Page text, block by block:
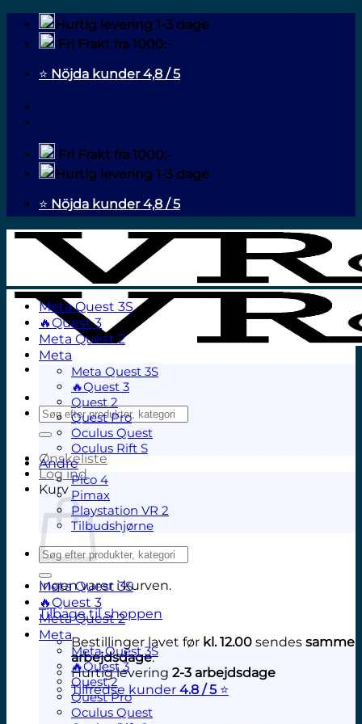
Fortsæt
indhold
Hurtig levering 1-3 dage
Fri Frakt fra 1000:-
⭐ Nöjda kunder 4,8 / 5
Fri Frakt fra 1000:-
Hurtig levering 1-3 dage
⭐ Nöjda kunder 4,8 / 5
Søg
efter:
Ønskeliste
Log ind
Kurv
Ingen varer i kurven.
Tilbage til shoppen
Bestillinger lavet før kl. 12.00 sendes samme
arbejdsdage.
Hurtig levering 2-3 arbejdsdage
Tilfredse kunder 4.8 / 5 ⭐
Meta Quest 3S
🔥Quest 3
Meta Quest 2
Meta
Meta Quest 3S
🔥Quest 3
Quest 2
Quest Pro
Oculus Quest
Oculus Rift S
Andre
Pico 4
Pimax
Playstation VR 2
Tilbudshjørne
Søg
efter:
Meta Quest 3S
🔥Quest 3
Meta Quest 2
Meta
Meta Quest 3S
🔥Quest 3
Quest 2
Quest Pro
Oculus Quest